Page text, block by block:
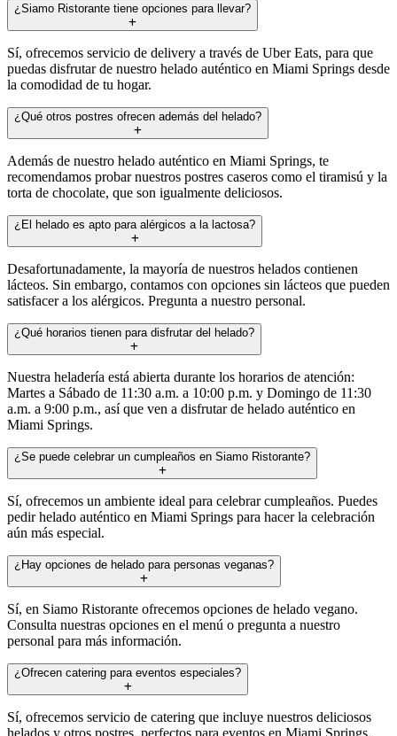
¿Siamo Ristorante tiene opciones para llevar?
Sí, ofrecemos servicio de delivery a través de Uber Eats, para que
puedas disfrutar de nuestro helado auténtico en Miami Springs desde
la comodidad de tu hogar.
¿Qué otros postres ofrecen además del helado?
Además de nuestro helado auténtico en Miami Springs, te
recomendamos probar nuestros postres caseros como el tiramisú y la
torta de chocolate, que son igualmente deliciosos.
¿El helado es apto para alérgicos a la lactosa?
Desafortunadamente, la mayoría de nuestros helados contienen
lácteos. Sin embargo, contamos con opciones sin lácteos que pueden
satisfacer a los alérgicos. Pregunta a nuestro personal.
¿Qué horarios tienen para disfrutar del helado?
Nuestra heladería está abierta durante los horarios de atención:
Martes a Sábado de 11:30 a.m. a 10:00 p.m. y Domingo de 11:30
a.m. a 9:00 p.m., así que ven a disfrutar de helado auténtico en
Miami Springs.
¿Se puede celebrar un cumpleaños en Siamo Ristorante?
Sí, ofrecemos un ambiente ideal para celebrar cumpleaños. Puedes
pedir helado auténtico en Miami Springs para hacer la celebración
aún más especial.
¿Hay opciones de helado para personas veganas?
Sí, en Siamo Ristorante ofrecemos opciones de helado vegano.
Consulta nuestras opciones en el menú o pregunta a nuestro
personal para más información.
¿Ofrecen catering para eventos especiales?
Sí, ofrecemos servicio de catering que incluye nuestros deliciosos
helados y otros postres, perfectos para eventos en Miami Springs.